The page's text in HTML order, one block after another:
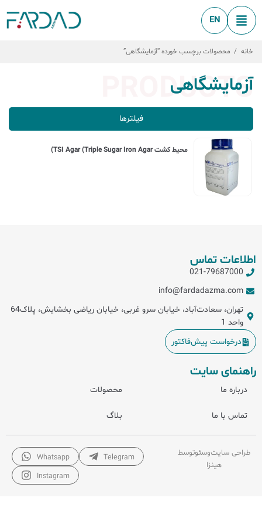
EN
خانه / محصولات برچسب خورده “آزمایشگاهی”
PRODUCTS
آزمایشگاهی
فیلترها
محیط کشت TSI Agar (Triple Sugar Iron Agar)
اطلاعات تماس
021-79687000
info@fardadazma.com
تهران، سعادت‌آباد، خیابان سرو غربی، خیابان ریاضی بخشایش، پلاک64
واحد 1
راهنمای سایت
درباره ما محصولات
تماس با ما بلاگ
درخواست پیش‌فاکتور
طراحی سایتوسئوتوسط
هینزا
Whatsapp
Telegram
Instagram